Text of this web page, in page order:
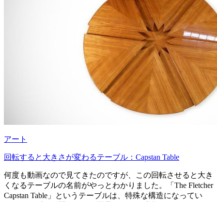
アート
回転すると大きさが変わるテーブル：Capstan Table
何度も動画なので見てきたのですが、この回転させると大き
くなるテーブルの名前がやっとわかりました。「The Fletcher
Capstan Table」というテーブルは、特殊な構造になってい